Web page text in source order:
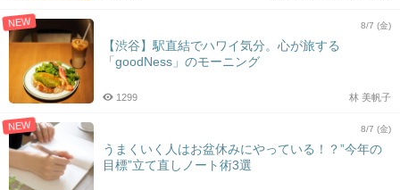
NEW 8/7 (金)
【渋谷】駅直結でハワイ気分。心が旅する
「goodNess」のモーニング
林 美帆子
1299
NEW 8/7 (金)
うまくいく人はお盆休みにやっている！？”今年の
目標”立て直しノート術3選